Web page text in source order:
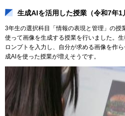
生成AIを活用した授業（令和7年1
3年生の選択科目「情報の表現と管理」の授
使って画像を生成する授業を行いました。
ロンプトを入力し、自分が求める画像を作
成AIを使った授業が増えそうです。